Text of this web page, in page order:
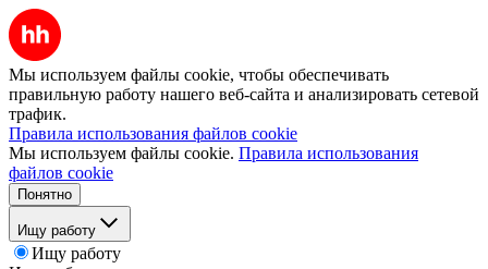
Мы используем файлы cookie, чтобы обеспечивать
правильную работу нашего веб-сайта и анализировать сетевой
трафик.
Правила использования файлов cookie
Мы используем файлы cookie. Правила использования
файлов cookie
Понятно
Ищу работу
Ищу работу